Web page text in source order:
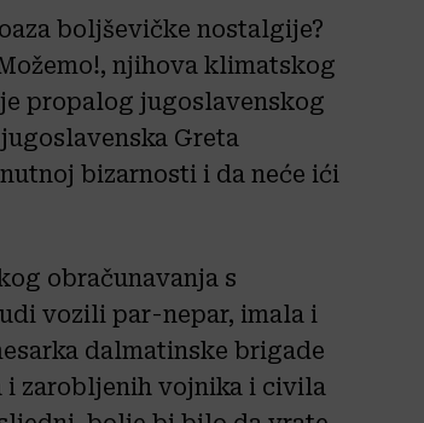
boljševičke nostalgije?
njihova klimatskog
propalog jugoslavenskog
Greta
bizarnosti i da neće ići
obračunavanja s
vozili par-nepar, imala i
dalmatinske brigade
i zarobljenih vojnika i civila